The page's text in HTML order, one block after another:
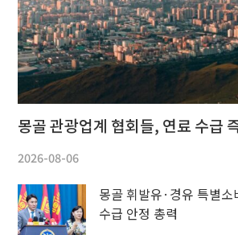
몽골 관광업계 협회들, 연료 수급
2026-08-06
몽골 휘발유·경유 특별
수급 안정 총력